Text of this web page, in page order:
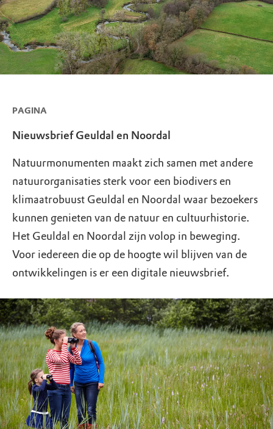
PAGINA
Nieuwsbrief Geuldal en Noordal
Natuurmonumenten maakt zich samen met andere
natuurorganisaties sterk voor een biodivers en
klimaatrobuust Geuldal en Noordal waar bezoekers
kunnen genieten van de natuur en cultuurhistorie.
Het Geuldal en Noordal zijn volop in beweging.
Voor iedereen die op de hoogte wil blijven van de
ontwikkelingen is er een digitale nieuwsbrief.